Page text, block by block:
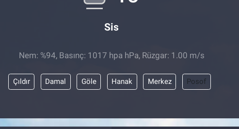
Sis
Nem: %94, Basınç: 1017 hpa hPa, Rüzgar: 1.00 m/s
Çıldır Damal Göle Hanak Merkez Posof